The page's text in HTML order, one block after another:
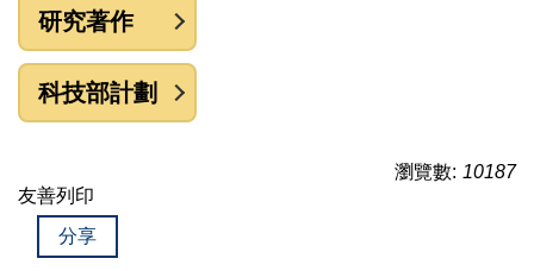
研究著作
科技部計劃
瀏覽數: 10187
友善列印
分享